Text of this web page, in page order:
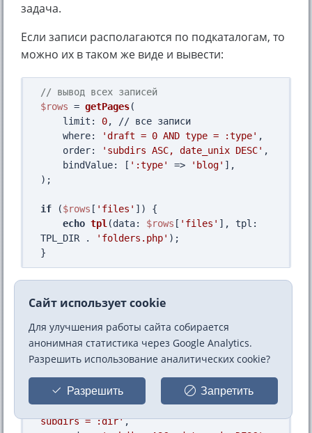
задача.
Если записи располагаются по подкаталогам, то
можно их в таком же виде и вывести:
// вывод всех записей
$rows = getPages(
limit : 0, // все записи
where: 'draft = 0 AND type = :type' ,
order: 'subdirs ASC, date_unix DESC' ,
bindValue: [ ':type' => 'blog' ],
);
if ($rows [ 'files' ]) {
echo tpl(data: $rows [ 'files' ], tpl :
TPL_DIR .
'folders.php' );
одного подкаталога, то используется такой
вариант:
// каталог demo/astronomy
$rows = getPages(
limit: 0,
where: 'draft = 0 AND type = :type AND
subdirs = :dir',
Сайт использует cookie
Для улучшения работы сайта собирается
анонимная статистика через Google Analytics.
Разрешить использование аналитических cookie?
Разрешить Запретить